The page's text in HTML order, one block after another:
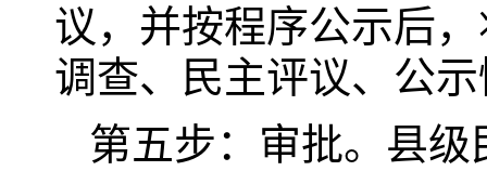
议，并按程序公示后
调查、民主评议、公
第五步：审批。县